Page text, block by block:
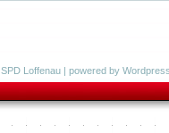
SPD Loffenau | powered by